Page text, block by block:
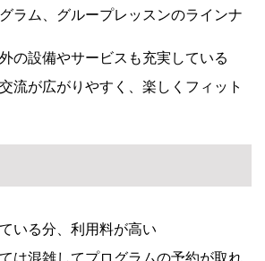
ラム、グループレッスンのラインナ
の設備やサービスも充実している
流が広がりやすく、楽しくフィット
いる分、利用料が高い